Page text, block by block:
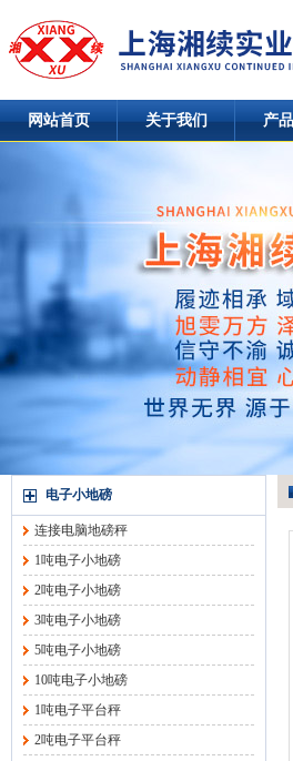
网站首页 关于我们 产
电子小地磅
连接电脑地磅秤
1吨电子小地磅
2吨电子小地磅
3吨电子小地磅
5吨电子小地磅
10吨电子小地磅
1吨电子平台秤
2吨电子平台秤